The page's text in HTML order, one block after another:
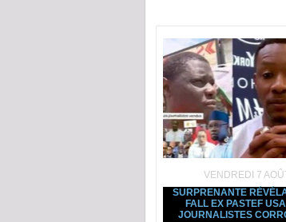
VENDREDI 7
SURPRENANTE
FALL EX PASTEF
JOURNALISTES